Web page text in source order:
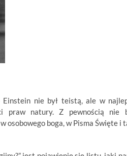
nie był teistą, ale w
praw natury. Z pewnością nie
osobowego boga, w Pisma Święte i